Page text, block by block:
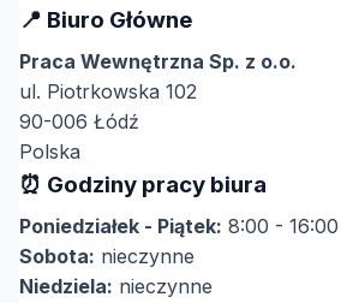
📍 Biuro Główne
Praca Wewnętrzna Sp. z o.o.
ul. Piotrkowska 102
90-006 Łódź
Polska
⏰ Godziny pracy biura
Poniedziałek - Piątek: 8:00 - 16:00
Sobota: nieczynne
Niedziela: nieczynne